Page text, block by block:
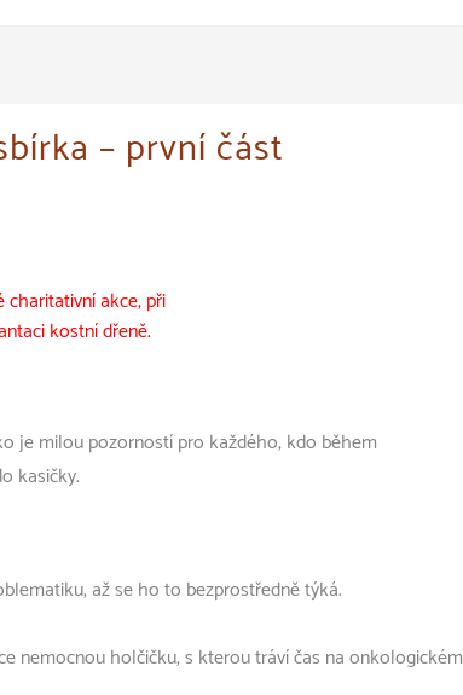
– první část
charitativní akce, při
kostní dřeně.
je milou pozorností pro každého, kdo během
kasičky.
až se ho to bezprostředně týká.
nemocnou holčičku, s kterou tráví čas na onkologickém